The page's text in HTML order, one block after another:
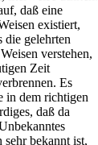
daß eine
existiert,
die gelehrten
verstehen,
Zeit
Es
in dem richtigen
daß da
bekannt ist,